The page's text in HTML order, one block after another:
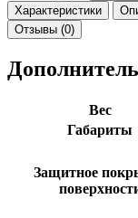
Характеристики
Отзывы (0)
Вес
Габариты
Защитное